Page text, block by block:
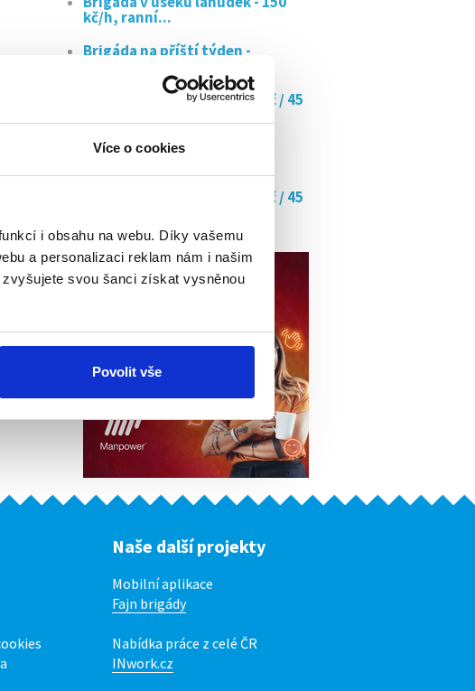
Více o cookies
i obsahu na webu. Díky vašemu
a personalizaci reklam nám i našim
svou šanci získat vysněnou
Povolit vše
kč/h, ranní...
Brigáda na příští týden -
Doučujte s námi až za 350 kč / 45
Brigáda na příští týden -
Doučujte s námi až za 350 kč / 45
Naše další projekty
Mobilní aplikace
Fajn brigády
Nabídka práce z celé ČR
INwork.cz